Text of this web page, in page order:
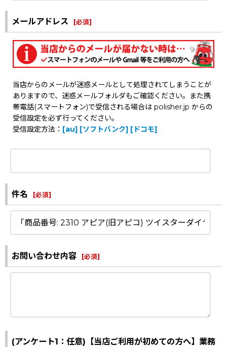
メールアドレス [必須]
当店からのメールが迷惑メールとして処理されてしまうことが
ありますので、迷惑メールフォルダもご確認ください。また携
帯電話(スマートフォン)で受信される場合は polisher.jp からの
受信設定を必ず行ってください。
受信設定方法： [au] [ソフトバンク] [ドコモ]
件名 [必須]
お問い合わせ内容 [必須]
(アンケート1：任意)【当店ご利用が初めての方へ】業務